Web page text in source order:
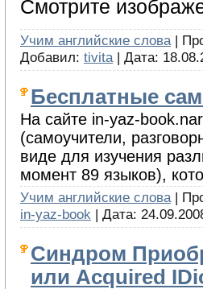
Смотрите
Учим английские слова |
Добавил: tivita | Дата:
Бесплатные
На сайте in-yaz-
(самоучители,
виде для изучения
момент 89 языков),
Учим английские слова |
in-yaz-book | Дата:
Синдром
или Acquired